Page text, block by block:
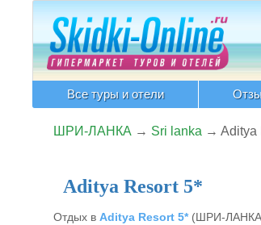
Все туры и отели
ШРИ-ЛАНКА → Sri lanka → Aditya
Aditya Resort 5*
Отдых в Aditya Resort 5*(ШРИ-ЛАНКА,